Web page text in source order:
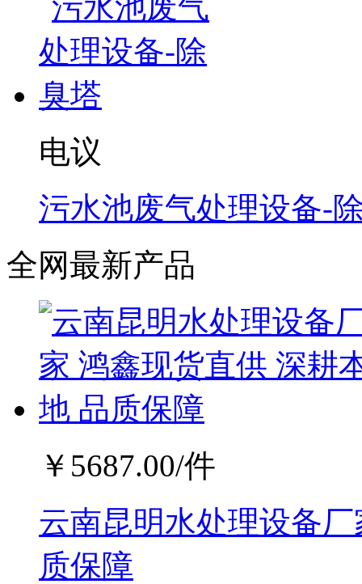
电议
污水池废气处理设备-
全网最新产品
￥ 5687.00/件
云南昆明水处理设备
质保障